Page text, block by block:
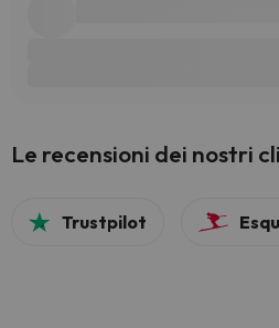
Le recensioni dei nostri
Trustpilot